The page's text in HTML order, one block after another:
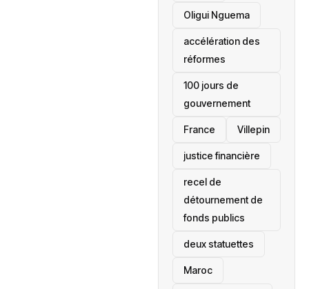
Oligui Nguema
accélération des
réformes
100 jours de
gouvernement
France Villepin
justice financière
recel de
détournement de
fonds publics
deux statuettes
Maroc